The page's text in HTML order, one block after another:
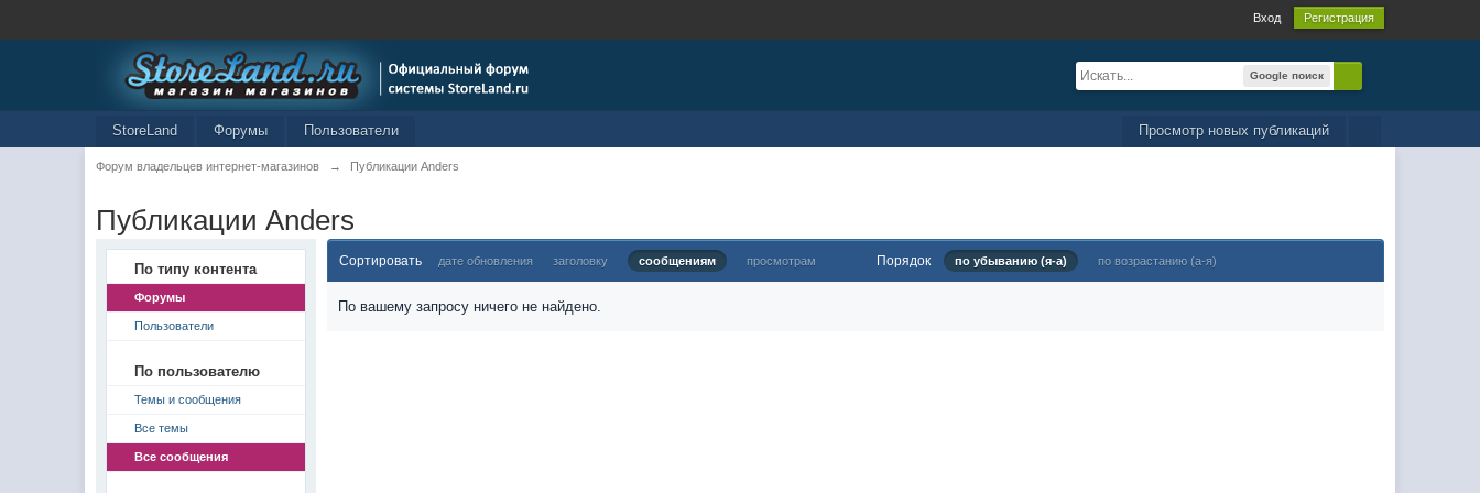
Вход Регистрация
Google поиск
Просмотр новых публикаций
StoreLand Форумы Пользователи
Форум владельцев интернет-магазинов → Публикации Anders
Публикации Anders
По типу контента
Форумы
Пользователи
По пользователю
Темы и сообщения
Все темы
Все сообщения
Сортировать дате обновления заголовку сообщениям просмотрам Порядок по убыванию (я-а) по возрастанию (а-я)
По вашему запросу ничего не найдено.